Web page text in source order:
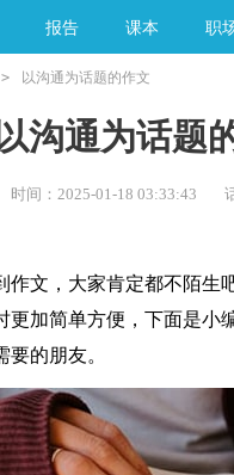
报告 课本 职
亲子教育
> 以沟通为话题的作文
沟通为话题
时间：2025-01-18 03:33:43
文，大家肯定都不陌生
更加简单方便，下面是小
的朋友。